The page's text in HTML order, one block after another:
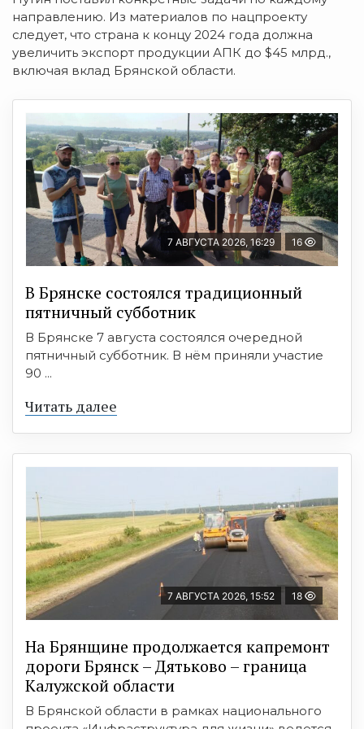
направлению. Из материалов по нацпроекту
следует, что страна к концу 2024 года должна
увеличить экспорт продукции АПК до $45 млрд.,
включая вклад Брянской области.
7 АВГУСТА 2026, 16:29 16
В Брянске состоялся традиционный
пятничный субботник
В Брянске 7 августа состоялся очередной
пятничный субботник. В нём приняли участие
90 ...
Читать далее
7 АВГУСТА 2026, 15:52 18
На Брянщине продолжается капремонт
дороги Брянск – Дятьково – граница
Калужской области
В Брянской области в рамках национального